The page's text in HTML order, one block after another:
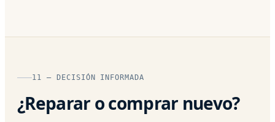
11 — DECISIÓN INFORMADA
¿Reparar o comprar nuevo?